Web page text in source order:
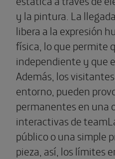
y la pintura. La
libera a la expresión
física, lo que permite
independiente y que
Además, los
entorno, pueden
permanentes en una
interactivas de
público o una simple
pieza, así, los límites